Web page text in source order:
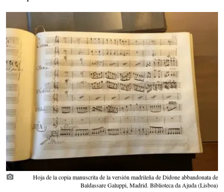
photo_camera
Hoja de la copia manuscrita de la versión madrileña de Didone abbandonata de
Baldassare Galuppi, Madrid. Biblioteca da Ajuda (Lisboa)